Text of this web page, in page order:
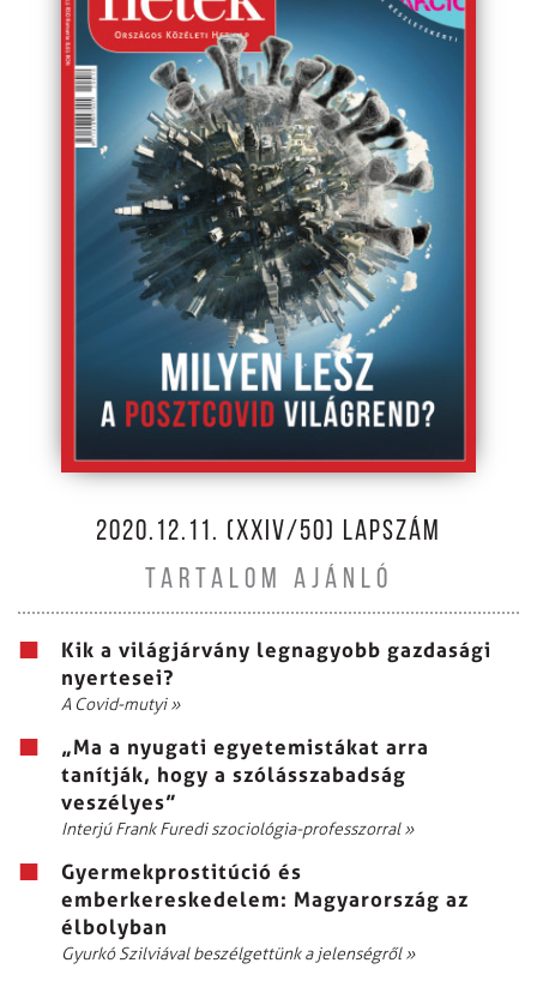
2020.12.11. (XXIV/50) LAPSZÁM
TARTALOM AJÁNLÓ
Kik a világjárvány legnagyobb gazdasági
nyertesei?
A Covid-mutyi»
„Ma a nyugati egyetemistákat arra
tanítják, hogy a szólásszabadság
veszélyes”
Interjú Frank Furedi szociológia-professzorral»
Gyermekprostitúció és
emberkereskedelem: Magyarország az
élbolyban
Gyurkó Szilviával beszélgettünk a jelenségről»